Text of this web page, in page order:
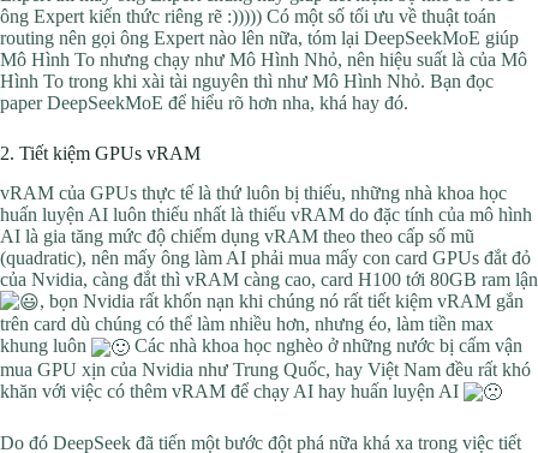
ông Expert kiến thức riêng rẽ :))))) Có một số tối ưu về thuật toán
routing nên gọi ông Expert nào lên nữa, tóm lại DeepSeekMoE giúp
Mô Hình To nhưng chạy như Mô Hình Nhỏ, nên hiệu suất là của Mô
Hình To trong khi xài tài nguyên thì như Mô Hình Nhỏ. Bạn đọc
paper DeepSeekMoE để hiểu rõ hơn nha, khá hay đó.
2. Tiết kiệm GPUs vRAM
vRAM của GPUs thực tế là thứ luôn bị thiếu, những nhà khoa học
huấn luyện AI luôn thiếu nhất là thiếu vRAM do đặc tính của mô hình
AI là gia tăng mức độ chiếm dụng vRAM theo theo cấp số mũ
(quadratic), nên mấy ông làm AI phải mua mấy con card GPUs đắt đỏ
của Nvidia, càng đắt thì vRAM càng cao, card H100 tới 80GB ram lận
, bọn Nvidia rất khốn nạn khi chúng nó rất tiết kiệm vRAM gắn
trên card dù chúng có thể làm nhiều hơn, nhưng éo, làm tiền max
khung luôn
Các nhà khoa học nghèo ở những nước bị cấm vận
mua GPU xịn của Nvidia như Trung Quốc, hay Việt Nam đều rất khó
khăn với việc có thêm vRAM để chạy AI hay huấn luyện AI
Do đó DeepSeek đã tiến một bước đột phá nữa khá xa trong việc tiết